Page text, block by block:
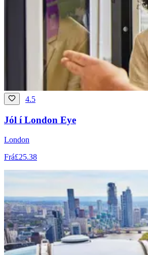
4.5
Jól í London Eye
London
Frá£25.38